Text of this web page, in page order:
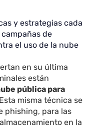
y estrategias cada
de
el uso de la nube
en su última
están
pública para
misma técnica se
phishing, para las
en la